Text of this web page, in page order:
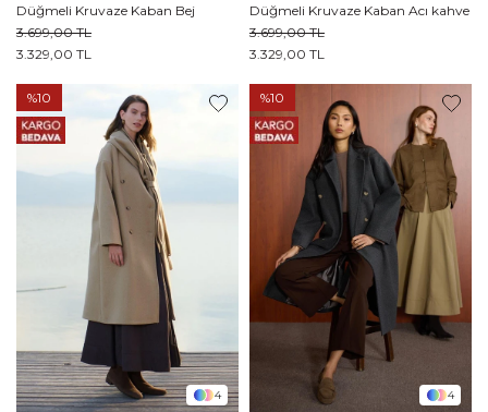
Düğmeli Kruvaze Kaban Bej
3.329,00 TL
3.699,00 TL
Düğmeli Kruvaze Kaban Acı kahve
3.329,00 TL
3.699,00 TL
4
%10
4
%10